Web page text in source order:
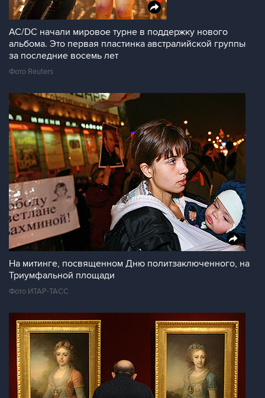
AC/DC начали мировое турне в поддержку нового
альбома. Это первая пластинка австралийской группы
за последние восемь лет
Фото Reuters
На митинге, посвященном Дню политзаключенного, на
Триумфальной площади
Фото ИТАР-ТАСС